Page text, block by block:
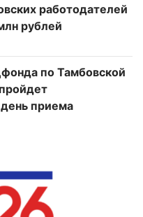
работодателей
рублей
по Тамбовской
приема